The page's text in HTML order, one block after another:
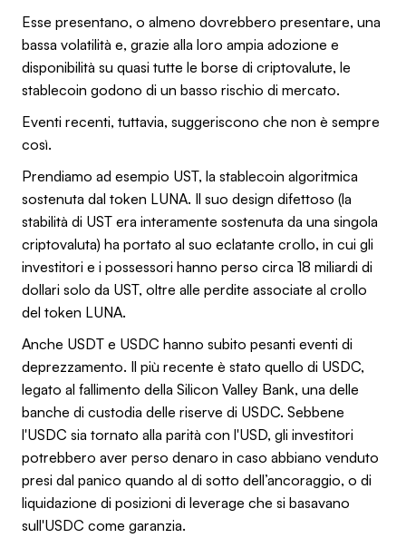
Esse presentano, o almeno dovrebbero presentare, una
bassa volatilità e, grazie alla loro ampia adozione e
disponibilità su quasi tutte le borse di criptovalute, le
stablecoin godono di un basso rischio di mercato.
Eventi recenti, tuttavia, suggeriscono che non è sempre
così.
Prendiamo ad esempio UST, la stablecoin algoritmica
sostenuta dal token LUNA. Il suo design difettoso (la
stabilità di UST era interamente sostenuta da una singola
criptovaluta) ha portato al suo eclatante crollo, in cui gli
investitori e i possessori hanno perso circa 18 miliardi di
dollari solo da UST, oltre alle perdite associate al crollo
del token LUNA.
Anche USDT e USDC hanno subito pesanti eventi di
deprezzamento. Il più recente è stato quello di USDC,
legato al fallimento della Silicon Valley Bank, una delle
banche di custodia delle riserve di USDC. Sebbene
l'USDC sia tornato alla parità con l'USD, gli investitori
potrebbero aver perso denaro in caso abbiano venduto
presi dal panico quando al di sotto dell’ancoraggio, o di
liquidazione di posizioni di leverage che si basavano
sull'USDC come garanzia.